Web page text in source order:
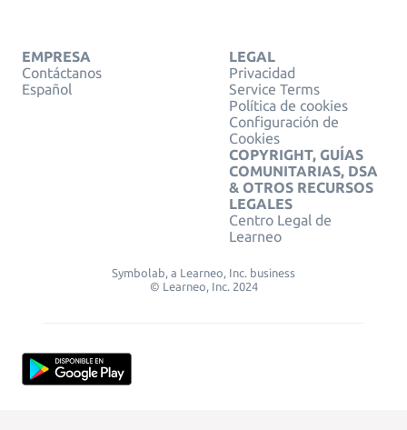
EMPRESA
Contáctanos
Español
LEGAL
Privacidad
Service Terms
Política de cookies
Configuración de
Cookies
COPYRIGHT, GUÍAS
COMUNITARIAS, DSA
& OTROS RECURSOS
LEGALES
Centro Legal de
Learneo
Symbolab, a Learneo, Inc. business
© Learneo, Inc. 2024